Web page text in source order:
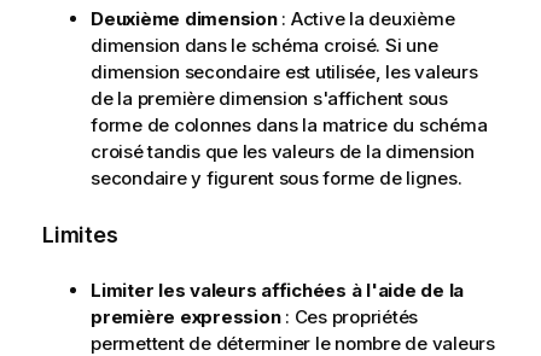
Deuxième dimension: Active la deuxième
dimension dans le schéma croisé. Si une
dimension secondaire est utilisée, les valeurs
de la première dimension s'affichent sous
forme de colonnes dans la matrice du schéma
croisé tandis que les valeurs de la dimension
secondaire y figurent sous forme de lignes.
Limites
Limiter les valeurs affichées à l'aide de la
première expression: Ces propriétés
permettent de déterminer le nombre de valeurs